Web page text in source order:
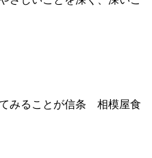
みることが信条 相模屋食